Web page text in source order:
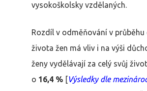
vysokoškolsky vzdělaných.
Rozdíl v odměňování v průběhu
života žen má vliv i na výši
ženy vydělávají za celý svůj
o 16,4 % [Výsledky dle